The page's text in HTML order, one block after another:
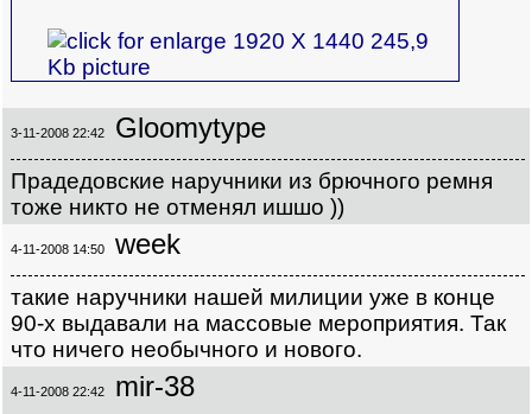
3-11-2008 22:42 Gloomytype
Прадедовские наручники из брючного ремня
тоже никто не отменял ишшо ))
4-11-2008 14:50 week
такие наручники нашей милиции уже в конце
90-х выдавали на массовые мероприятия. Так
что ничего необычного и нового.
4-11-2008 22:42 mir-38